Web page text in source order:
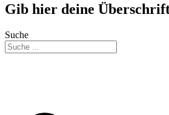
Gib hier deine
Suche